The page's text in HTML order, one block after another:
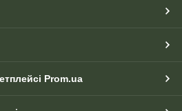
Prom.ua